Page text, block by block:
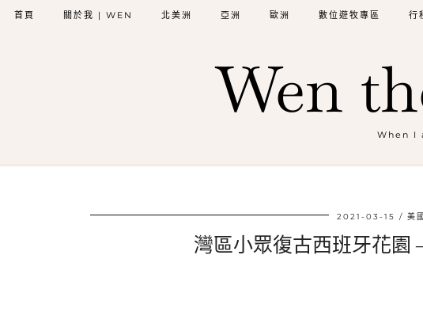
Wen
When I
首頁 關於我 | WEN 北美洲 亞洲 歐洲 數位遊牧專區 行
2021-03-15 美國
灣區小眾復古西班牙花園